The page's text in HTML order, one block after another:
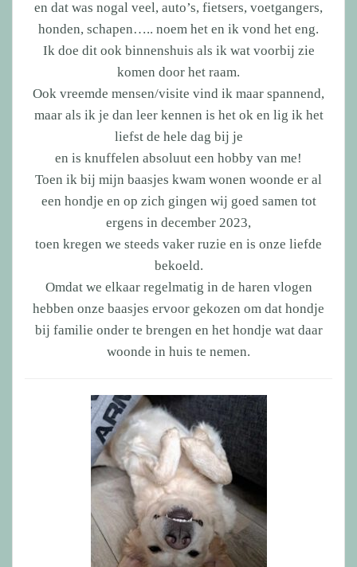
en dat was nogal veel, auto’s, fietsers, voetgangers,
honden, schapen….. noem het en ik vond het eng.
Ik doe dit ook binnenshuis als ik wat voorbij zie
komen door het raam.
Ook vreemde mensen/visite vind ik maar spannend,
maar als ik je dan leer kennen is het ok en lig ik het
liefst de hele dag bij je
en is knuffelen absoluut een hobby van me!
Toen ik bij mijn baasjes kwam wonen woonde er al
een hondje en op zich gingen wij goed samen tot
ergens in december 2023,
toen kregen we steeds vaker ruzie en is onze liefde
bekoeld.
Omdat we elkaar regelmatig in de haren vlogen
hebben onze baasjes ervoor gekozen om dat hondje
bij familie onder te brengen en het hondje wat daar
woonde in huis te nemen.